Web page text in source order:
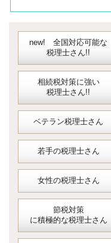
new! 全国対応可能な
税理士さん!!
相続税対策に強い
税理士さん!!
ベテラン税理士さん
若手の税理士さん
女性の税理士さん
節税対策
に積極的な税理士さん